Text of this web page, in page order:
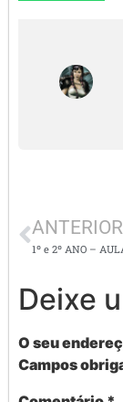
ANTERIOR
Deixe
O seu
Campos